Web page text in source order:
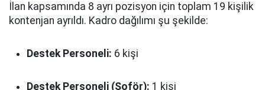
İlan kapsamında 8 ayrı pozisyon için toplam 19 kişilik
kontenjan ayrıldı. Kadro dağılımı şu şekilde:
Destek Personeli: 6 kişi
Destek Personeli (Şoför): 1 kişi